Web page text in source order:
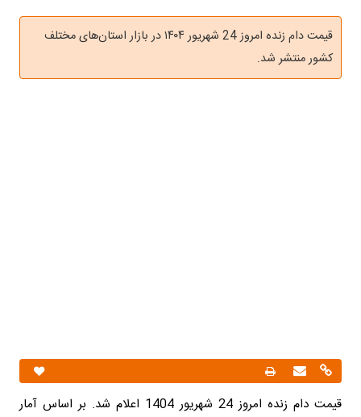
قیمت دام زنده امروز 24 شهریور ۱۴۰۴ در بازار استان‌های مختلف
کشور منتشر شد.
قیمت دام زنده امروز 24 شهریور 1404 اعلام شد. بر اساس آمار